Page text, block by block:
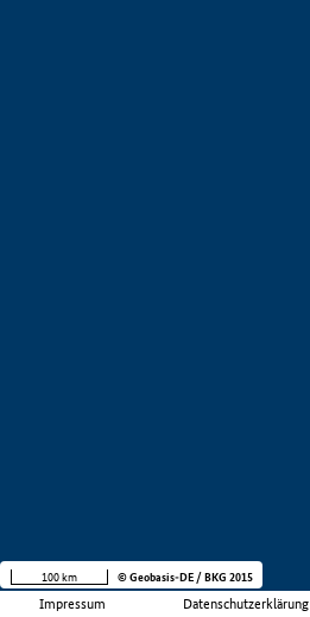
Impressum Datenschutzerklärung
100 km © Geobasis-DE / BKG 2015